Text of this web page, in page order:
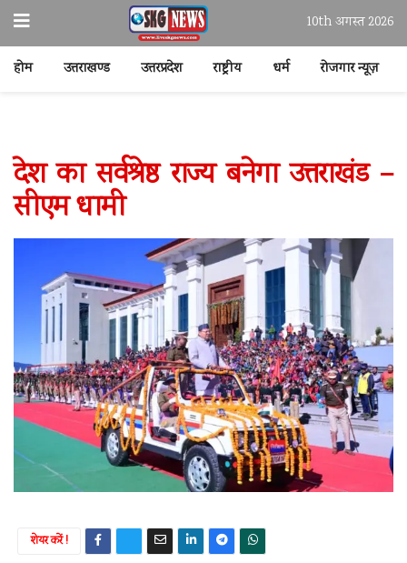
10th अगस्त 2026
होम उत्तराखण्ड उत्तरप्रदेश राष्ट्रीय धर्म रोजगार न्यूज़
देश का सर्वश्रेष्ठ राज्य बनेगा उत्तराखंड –
सीएम धामी
शेयर करें !